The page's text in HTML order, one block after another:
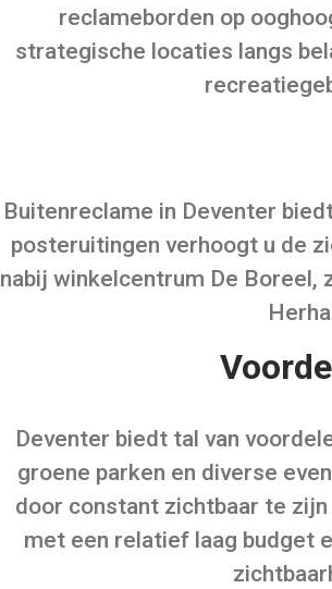
reclameborden op
strategische locaties langs
Buitenreclame in Deventer
posteruitingen verhoogt u de
nabij winkelcentrum De Boreel,
Deventer biedt tal van
groene parken en diverse
door constant zichtbaar te
met een relatief laag budget